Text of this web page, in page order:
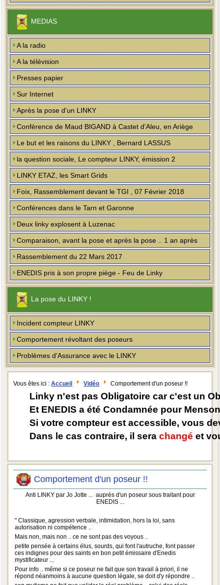
MEDIAS
A la radio
A la télévision
Presses papier
Sur Internet
Après la pose d'un LINKY
Conférence de Maud BIGAND à Castet d'Aleu, en Ariège
Le but et les raisons du LINKY , Bernard LASSUS
la question sociale, Le compteur LINKY, émission 2
LINKY ETAZ, les Smart Grids
Foix, Rassemblement devant le TGI , 07 Février 2018
Conférences dans le Tarn et Garonne
Deux linky explosent à Luzenac
Comparaison, avant la pose et après la pose .. 1 an après
Rassemblement du 22 Mars 2017
ENEDIS pris à son propre piège - Feu de Linky
La pose du LINKY !
Incident compteur LINKY
Comportement révoltant des poseurs
Problèmes d'Assurance avec le LINKY
Vous êtes ici :Accueil Vidéo Comportement d'un poseur !!
Linky n'est pas Obligatoire car c'est un
Et ENEDIS a été Condamnée pour
Si votre compteur est accessible, vous
Dans le cas contraire, il serachangé et
Comportement d'un poseur !!
Anti LINKY par Jo Jotte ... auprès d'un poseur sous traitant pour
ENEDIS ...
" Classique, agression verbale, intimidation, hors la loi, sans
autorisation ni compétence ..
Mais non, mais non .. ce ne sont pas des voyous ..
petite pensée à certains élus, sourds, qui font l'autruche, font passer
ces indignes pour des saints en bon petit émissaire d'Enedis
mystificateur ...
Pour info .. même si ce poseur ne fait que son travail à priori, il ne
répond néanmoins à aucune question légale, se doit d'y répondre ..